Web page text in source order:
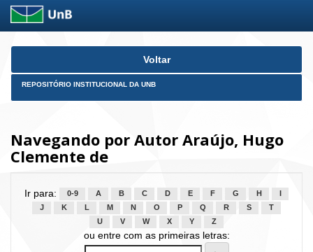
Skip
Voltar
REPOSITÓRIO INSTITUCIONAL DA UNB
Navegando por Autor Araújo, Hugo
Clemente de
Ir para: 0-9 A B C D E F G H
J
K L M N O P Q R S
T
U
V W X Y Z
ou entre com as primeiras letras: